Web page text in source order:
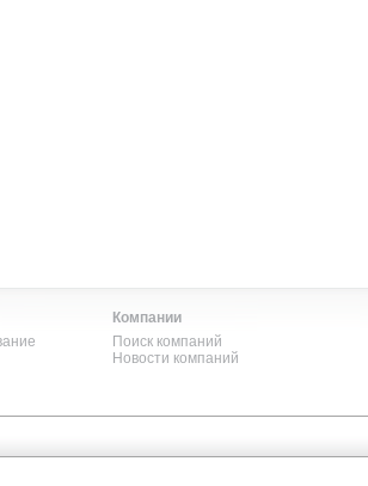
Компании
Поиск компаний
Новости компаний